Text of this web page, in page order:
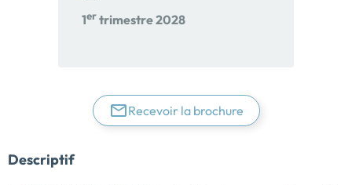
1ertrimestre 2028
Recevoir la brochure
Descriptif